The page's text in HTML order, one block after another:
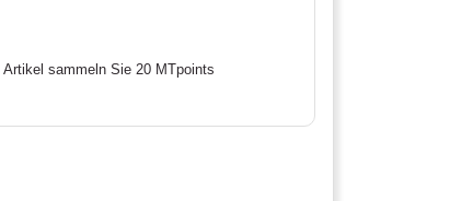
Artikel sammeln Sie 20 MTpoints